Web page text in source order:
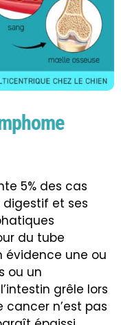
5% des cas
digestif et ses
du tube
évidence une ou
ou un
grêle lors
cancer n’est pas